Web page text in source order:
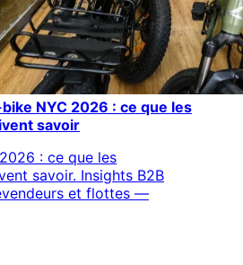
NYC 2026 : ce que les
savoir
: ce que les
savoir. Insights B2B
et flottes —